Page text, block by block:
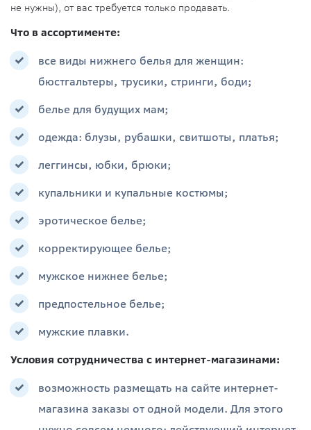
не нужны), от вас требуется только продавать.
Что в ассортименте:
все виды нижнего белья для женщин:
бюстгальтеры, трусики, стринги, боди;
белье для будущих мам;
одежда: блузы, рубашки, свитшоты, платья;
леггинсы, юбки, брюки;
купальники и купальные костюмы;
эротическое белье;
корректирующее белье;
мужское нижнее белье;
предпостельное белье;
мужские плавки.
Условия сотрудничества с интернет-магазинами:
возможность размещать на сайте интернет-
магазина заказы от одной модели. Для этого